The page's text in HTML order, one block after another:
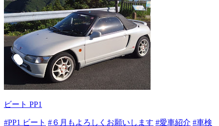
ビート PP1
#PP1 ビート #６月もよろしくお願いします #愛車紹介 #車検